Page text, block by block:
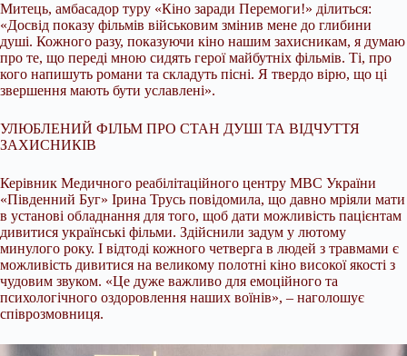
Митець, амбасадор туру «Кіно заради Перемоги!» ділиться:
«Досвід показу фільмів військовим змінив мене до глибини
душі. Кожного разу, показуючи кіно нашим захисникам, я думаю
про те, що переді мною сидять герої майбутніх фільмів. Ті, про
кого напишуть романи та складуть пісні. Я твердо вірю, що ці
звершення мають бути уславлені».
УЛЮБЛЕНИЙ ФІЛЬМ ПРО СТАН ДУШІ ТА ВІДЧУТТЯ
ЗАХИСНИКІВ
Керівник Медичного реабілітаційного центру МВС України
«Південний Буг» Ірина Трусь повідомила, що давно мріяли мати
в установі обладнання для того, щоб дати можливість пацієнтам
дивитися українські фільми. Здійснили задум у лютому
минулого року. І відтоді кожного четверга в людей з травмами є
можливість дивитися на великому полотні кіно високої якості з
чудовим звуком. «Це дуже важливо для емоційного та
психологічного оздоровлення наших воїнів», – наголошує
співрозмовниця.